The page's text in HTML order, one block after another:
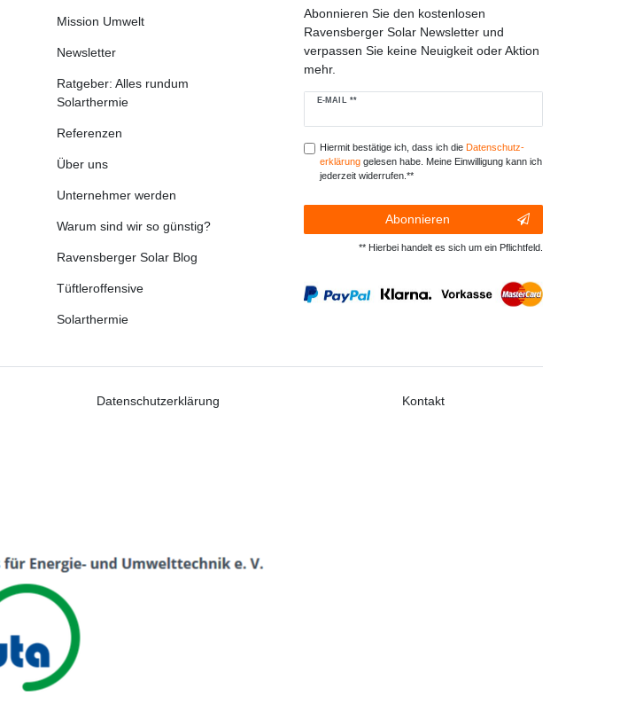
Mission Umwelt
Newsletter
Ratgeber: Alles rundum
Solarthermie
Referenzen
Über uns
Unternehmer werden
Warum sind wir so günstig?
Ravensberger Solar Blog
Tüftleroffensive
Solarthermie
Abonnieren Sie den kostenlosen
Ravensberger Solar Newsletter und
verpassen Sie keine Neuigkeit oder Aktion
mehr.
E-MAIL **
Newsletter
Hiermit bestätige ich, dass ich die Daten­schutz­
erklärunggelesen habe. Meine Einwilligung kann ich
jederzeit widerrufen.**
Abonnieren
** Hierbei handelt es sich um ein Pflichtfeld.
Datenschutzerklärung Kontakt